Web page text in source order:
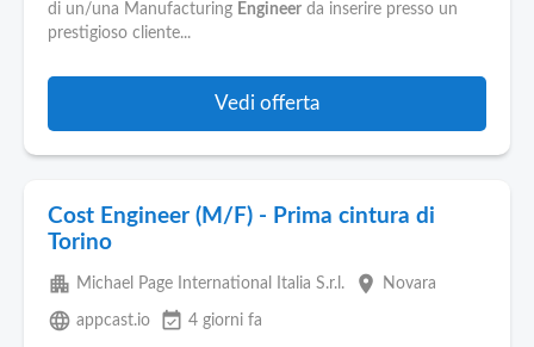
di un/una Manufacturing Engineer da inserire presso un
prestigioso cliente...
Vedi offerta
Cost Engineer (M/F) - Prima cintura di
Torino
apartment Michael Page International Italia S.r.l. place Novara
language appcast.io event_available 4 giorni fa